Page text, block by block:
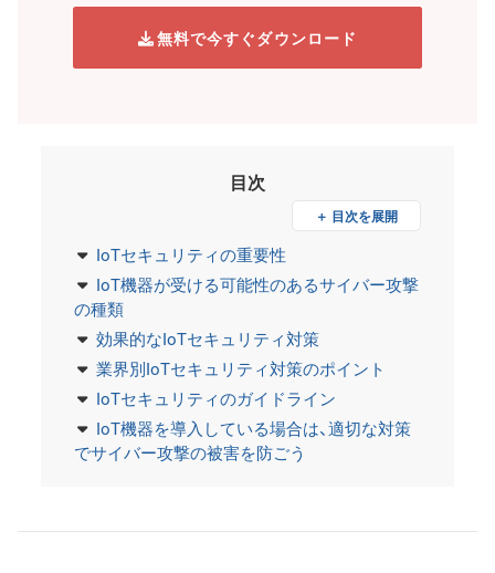
無料で今すぐダウンロード
目次
＋ 目次を展開
IoTセキュリティの重要性
IoT機器が受ける可能性のあるサイバー攻撃
の種類
効果的なIoTセキュリティ対策
業界別IoTセキュリティ対策のポイント
IoTセキュリティのガイドライン
IoT機器を導入している場合は、適切な対策
でサイバー攻撃の被害を防ごう